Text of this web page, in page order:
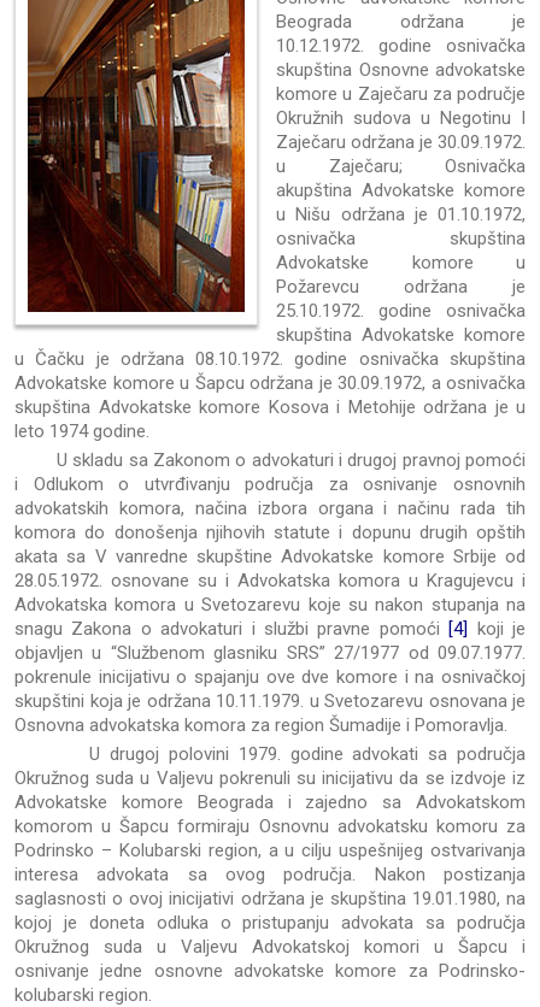
Beograda održana je
10.12.1972. godine osnivačka
skupština Osnovne advokatske
komore u Zaječaru za područje
Okružnih sudova u Negotinu I
Zaječaru održana je 30.09.1972.
u Zaječaru; Osnivačka
akupština Advokatske komore
u Nišu održana je 01.10.1972,
osnivačka skupština
Advokatske komore u
Požarevcu održana je
25.10.1972. godine osnivačka
skupština Advokatske komore
u Čačku je održana 08.10.1972. godine osnivačka skupština
Advokatske komore u Šapcu održana je 30.09.1972, a osnivačka
skupština Advokatske komore Kosova i Metohije održana je u
leto 1974 godine.
U skladu sa Zakonom o advokaturi i drugoj pravnoj pomoći
i Odlukom o utvrđivanju područja za osnivanje osnovnih
advokatskih komora, načina izbora organa i načinu rada tih
komora do donošenja njihovih statute i dopunu drugih opštih
akata sa V vanredne skupštine Advokatske komore Srbije od
28.05.1972. osnovane su i Advokatska komora u Kragujevcu i
Advokatska komora u Svetozarevu koje su nakon stupanja na
snagu Zakona o advokaturi i službi pravne pomoći [4] koji je
objavljen u “Službenom glasniku SRS” 27/1977 od 09.07.1977.
pokrenule inicijativu o spajanju ove dve komore i na osnivačkoj
skupštini koja je održana 10.11.1979. u Svetozarevu osnovana je
Osnovna advokatska komora za region Šumadije i Pomoravlja.
U drugoj polovini 1979. godine advokati sa područja
Okružnog suda u Valjevu pokrenuli su inicijativu da se izdvoje iz
Advokatske komore Beograda i zajedno sa Advokatskom
komorom u Šapcu formiraju Osnovnu advokatsku komoru za
Podrinsko – Kolubarski region, a u cilju uspešnijeg ostvarivanja
interesa advokata sa ovog područja. Nakon postizanja
saglasnosti o ovoj inicijativi održana je skupština 19.01.1980, na
kojoj je doneta odluka o pristupanju advokata sa područja
Okružnog suda u Valjevu Advokatskoj komori u Šapcu i
osnivanje jedne osnovne advokatske komore za Podrinsko-
kolubarski region.